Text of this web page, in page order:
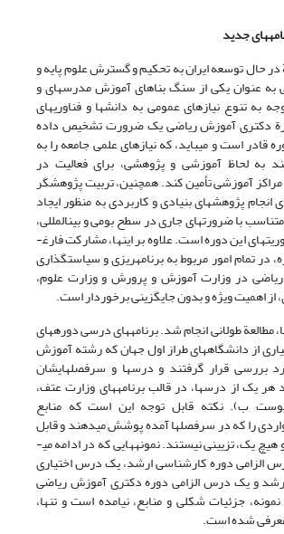
جدید
در حال توسعه ایران به تحکیم و گسترش علوم پایه و
عنوان یکی از سنگ بناهای آموزش مدرسه­ای و
به تنوع نیازهای عمومی به دانش­ها و فناوری­های
دکتری آموزش ریاضی یک ضرورت تشخیص داده
است و می­باید، که نیازهای علمی جامعه را به
به لحاظ آموزشی و پژوهشی، برای فعالیت در
آموزشی تأمین کند. هم­چنین، تربیت پژوهشگر
پژوهش­های بنیادی و کاربردی به منظور ایجاد
با ضرورت­های جاری در سطح بومی و بین­المللی،
از مسئولیت­ها و مأموریت­های این دوره است. علاوه بر این­ها، مشارکت فارغ­
در تمام امور مربوط به برنامه­ریزی و سیاست­گذاری
در وزارت آموزش و پرورش و وزارت علوم،
از اهمیت ویژه و بدون جایگزینی برخوردار است.
مطالعة طولانی انجام شد. برنامه­های درسی دوره­های
از دانشگاه­های طراز اول جهان که رشته آموزش
بررسی قرار گرفتند و درس­ها و سرفصل­هایشان
یک از درس­ها، در قالب برنامه­های وزارت عتف،
ب). نکته قابل توجه این است که منابع
را که در سرفصل­ها آمده پوشش می­دهند و قابل
دسترس هستند و هیچ یک، تزیینی نیستند. نمونه­هایی که در ادامه می­
الزامی دوره کارشناسی ارشد، یک درس اختیاری
و یک درس الزامی دوره دکتری آموزش ریاضی
جزئیات شکلی و منابع، نیامده است و تنها،
معرفی شده است.